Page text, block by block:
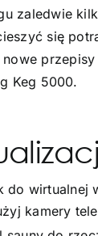
zaledwie
się
Keg 5000.
do wirtualnej
kamery